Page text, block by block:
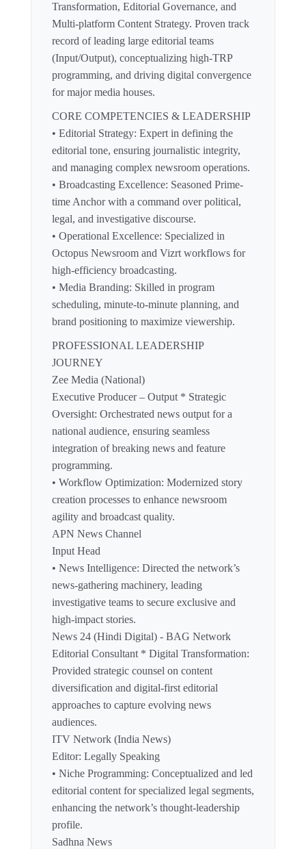
Transformation, Editorial Governance, and
Multi-platform Content Strategy. Proven track
record of leading large editorial teams
(Input/Output), conceptualizing high-TRP
programming, and driving digital convergence
for major media houses.
CORE COMPETENCIES & LEADERSHIP
• Editorial Strategy: Expert in defining the
editorial tone, ensuring journalistic integrity,
and managing complex newsroom operations.
• Broadcasting Excellence: Seasoned Prime-
time Anchor with a command over political,
legal, and investigative discourse.
• Operational Excellence: Specialized in
Octopus Newsroom and Vizrt workflows for
high-efficiency broadcasting.
• Media Branding: Skilled in program
scheduling, minute-to-minute planning, and
brand positioning to maximize viewership.
PROFESSIONAL LEADERSHIP
JOURNEY
Zee Media (National)
Executive Producer – Output * Strategic
Oversight: Orchestrated news output for a
national audience, ensuring seamless
integration of breaking news and feature
programming.
• Workflow Optimization: Modernized story
creation processes to enhance newsroom
agility and broadcast quality.
APN News Channel
Input Head
• News Intelligence: Directed the network’s
news-gathering machinery, leading
investigative teams to secure exclusive and
high-impact stories.
News 24 (Hindi Digital) - BAG Network
Editorial Consultant * Digital Transformation:
Provided strategic counsel on content
diversification and digital-first editorial
approaches to capture evolving news
audiences.
ITV Network (India News)
Editor: Legally Speaking
• Niche Programming: Conceptualized and led
editorial content for specialized legal segments,
enhancing the network’s thought-leadership
profile.
Sadhna News